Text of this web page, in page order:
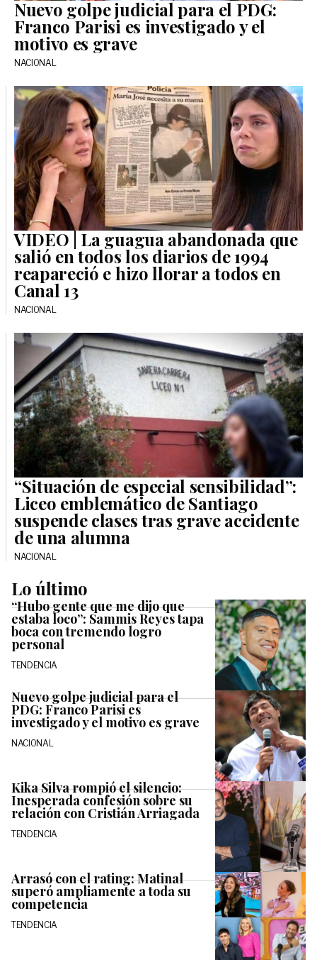
Nuevo golpe judicial para el PDG:
Franco Parisi es investigado y el
motivo es grave
NACIONAL
VIDEO | La guagua abandonada que
salió en todos los diarios de 1994
reapareció e hizo llorar a todos en
Canal 13
NACIONAL
“Situación de especial sensibilidad”:
Liceo emblemático de Santiago
suspende clases tras grave accidente
de una alumna
NACIONAL
Lo último
“Hubo gente que me dijo que
estaba loco”: Sammis Reyes tapa
boca con tremendo logro
personal
TENDENCIA
Nuevo golpe judicial para el
PDG: Franco Parisi es
investigado y el motivo es grave
NACIONAL
Kika Silva rompió el silencio:
Inesperada confesión sobre su
relación con Cristián Arriagada
TENDENCIA
Arrasó con el rating: Matinal
superó ampliamente a toda su
competencia
TENDENCIA